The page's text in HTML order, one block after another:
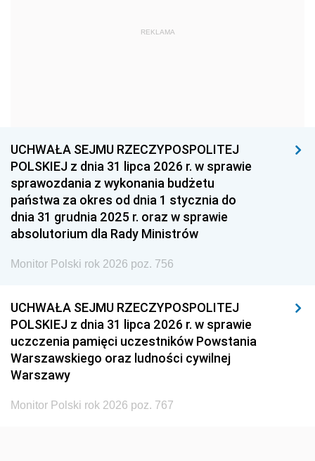
1968
1954 1953 1952
1951 1950
1948 1947 1946
1939 1938
REKLAMA
UCHWAŁA SEJMU RZECZYPOSPOLITEJ
POLSKIEJ z dnia 31 lipca 2026 r. w sprawie
sprawozdania z wykonania budżetu
państwa za okres od dnia 1 stycznia do
dnia 31 grudnia 2025 r. oraz w sprawie
absolutorium dla Rady Ministrów
Monitor Polski rok 2026 poz. 756
UCHWAŁA SEJMU RZECZYPOSPOLITEJ
POLSKIEJ z dnia 31 lipca 2026 r. w sprawie
uczczenia pamięci uczestników Powstania
Warszawskiego oraz ludności cywilnej
Warszawy
Monitor Polski rok 2026 poz. 767